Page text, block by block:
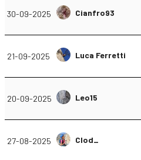
30-09-2025 Cianfro93
21-09-2025 Luca Ferretti
20-09-2025 Leo15
27-08-2025 Clod_